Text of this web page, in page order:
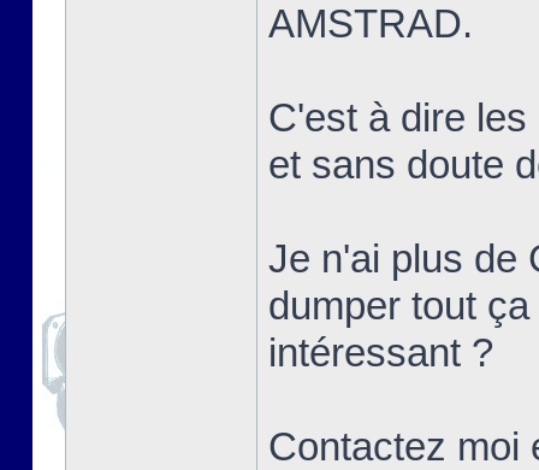
AMSTRAD.
C'est à dire
et sans doute
Je n'ai plus de
dumper tout
intéressant ?
Contactez moi